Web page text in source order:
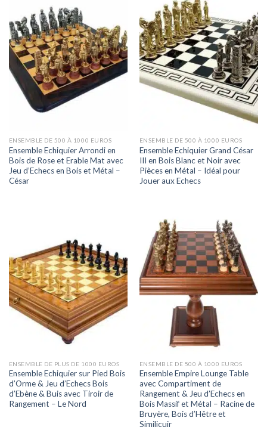
ENSEMBLE DE 500 À 1000 EUROS
Ensemble Echiquier Arrondi en
Bois de Rose et Erable Mat avec
Jeu d’Echecs en Bois et Métal –
César
ENSEMBLE DE 500 À 1000 EUROS
Ensemble Echiquier Grand César
III en Bois Blanc et Noir avec
Pièces en Métal – Idéal pour
Jouer aux Echecs
ENSEMBLE DE PLUS DE 1000 EUROS
Ensemble Echiquier sur Pied Bois
d’Orme & Jeu d’Echecs Bois
d’Ebène & Buis avec Tiroir de
Rangement – Le Nord
ENSEMBLE DE 500 À 1000 EUROS
Ensemble Empire Lounge Table
avec Compartiment de
Rangement & Jeu d’Echecs en
Bois Massif et Métal – Racine de
Bruyère, Bois d’Hêtre et
Similicuir